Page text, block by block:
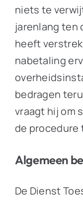
niets te
jarenlang ten
heeft
nabetaling
bedragen
vraagt hij om
de procedure
Algemeen
De Dienst